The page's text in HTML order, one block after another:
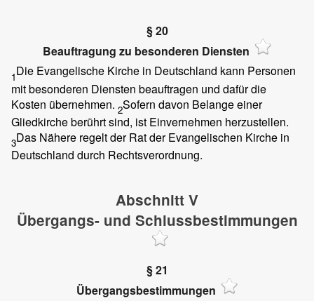
§ 20
Beauftragung zu besonderen Diensten
1Die Evangelische Kirche in Deutschland kann Personen
mit besonderen Diensten beauftragen und dafür die
Kosten übernehmen. 2Sofern davon Belange einer
Gliedkirche berührt sind, ist Einvernehmen herzustellen.
3Das Nähere regelt der Rat der Evangelischen Kirche in
Deutschland durch Rechtsverordnung.
Abschnitt V
Übergangs- und Schlussbestimmungen
§ 21
Übergangsbestimmungen